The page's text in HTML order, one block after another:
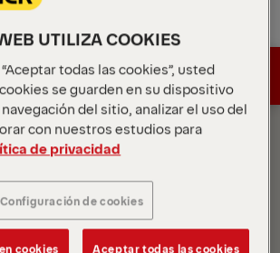
comercial
Solicitar presupuesto
Solicitar presupuesto
UTILIZA COOKIES
todas las cookies”, usted
se guarden en su dispositivo
del sitio, analizar el uso del
con nuestros estudios para
de privacidad
Configuración de cookies
cookies Aceptar todas las cookies